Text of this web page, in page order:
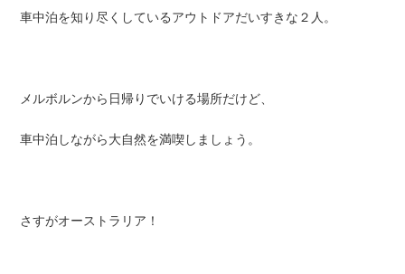
車中泊を知り尽くしているアウトドアだいすきな２人。
メルボルンから日帰りでいける場所だけど、
車中泊しながら大自然を満喫しましょう。
さすがオーストラリア！